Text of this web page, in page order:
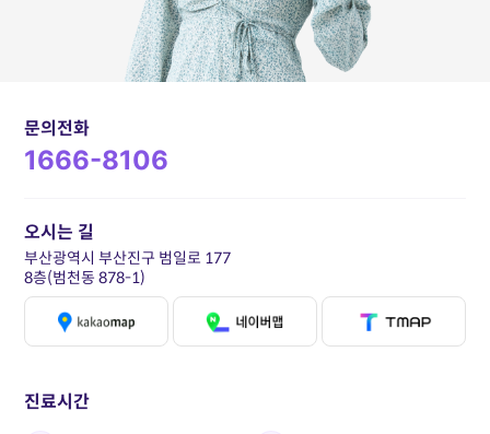
문의전화
1666-8106
진료시간
오시는 길
부산광역시 부산진구 범일로 177
8층(범천동 878-1)